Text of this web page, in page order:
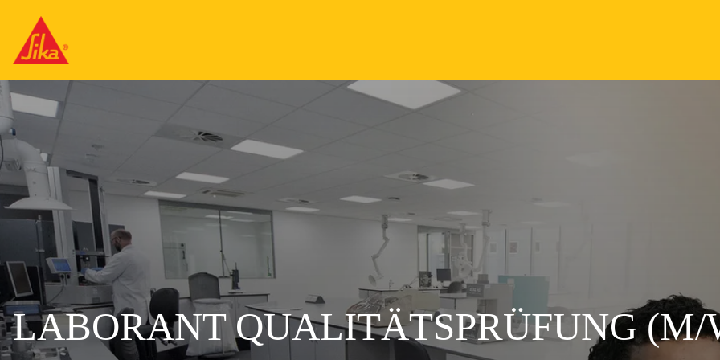
LABORANT QUALITÄTSPRÜFUNG (M/